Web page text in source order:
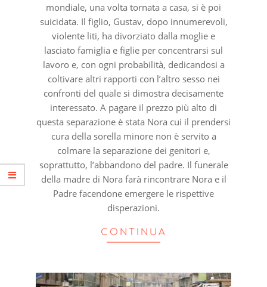
mondiale, una volta tornata a casa, si è poi
suicidata. Il figlio, Gustav, dopo innumerevoli,
violente liti, ha divorziato dalla moglie e
lasciato famiglia e figlie per concentrarsi sul
lavoro e, con ogni probabilità, dedicandosi a
coltivare altri rapporti con l’altro sesso nei
confronti del quale si dimostra decisamente
interessato. A pagare il prezzo più alto di
questa separazione è stata Nora cui il prendersi
cura della sorella minore non è servito a
colmare la separazione dei genitori e,
soprattutto, l’abbandono del padre. Il funerale
della madre di Nora farà rincontrare Nora e il
Padre facendone emergere le rispettive
disperazioni.
CONTINUA